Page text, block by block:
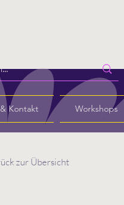
Kontakt Workshops
zur Übersicht